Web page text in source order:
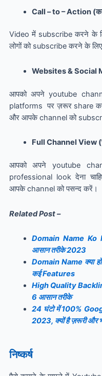
Call – to – Action
Video में subscribe करने के
लोगों को subscribe करने के
Websites & Social
आपको अपने youtube
platforms पर ज़रूर share
और आपके channel को
Full Channel View
आपको अपने youtube
professional look देना
आपके channel को पसन्द करें।
Related Post –
Domain Name
आसान तरीके 2023
Domain Name क्या
कई Features
High Quality
6 आसान तरीके
24 घंटो में 100%
2023, क्यों है ज़रूरी और
निष्कर्ष